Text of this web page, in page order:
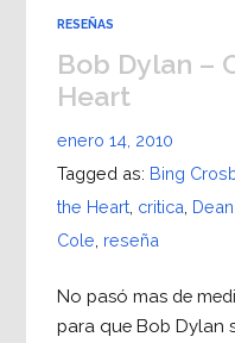
RESEÑAS
Bob Dylan –
Heart
enero 14, 2010
Tagged as: Bing
the Heart, critica
Cole reseña
No pasó mas de
para que Bob Dylan